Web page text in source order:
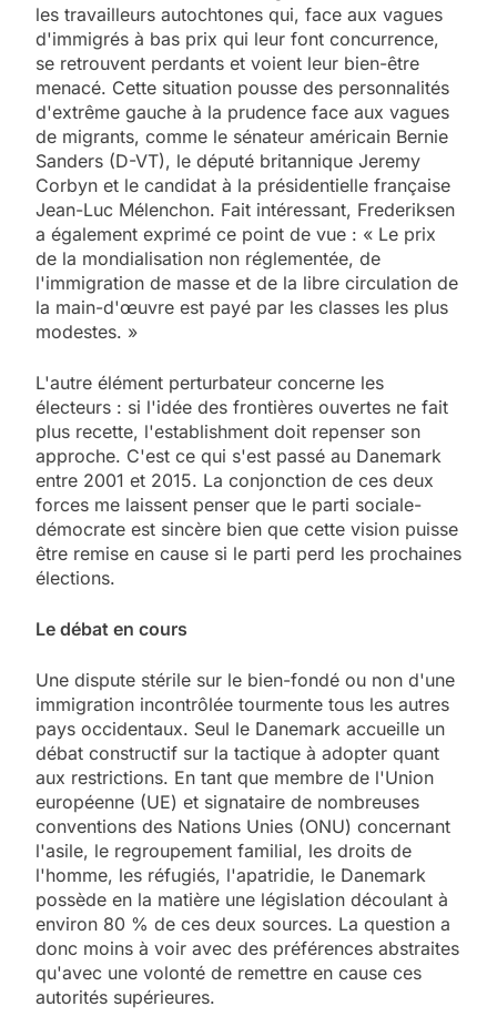
les travailleurs autochtones qui, face aux vagues
d'immigrés à bas prix qui leur font concurrence,
se retrouvent perdants et voient leur bien-être
menacé. Cette situation pousse des personnalités
d'extrême gauche à la prudence face aux vagues
de migrants, comme le sénateur américain Bernie
Sanders (D-VT), le député britannique Jeremy
Corbyn et le candidat à la présidentielle française
Jean-Luc Mélenchon. Fait intéressant, Frederiksen
a également exprimé ce point de vue : « Le prix
de la mondialisation non réglementée, de
l'immigration de masse et de la libre circulation de
la main-d'œuvre est payé par les classes les plus
modestes. »
L'autre élément perturbateur concerne les
électeurs : si l'idée des frontières ouvertes ne fait
plus recette, l'establishment doit repenser son
approche. C'est ce qui s'est passé au Danemark
entre 2001 et 2015. La conjonction de ces deux
forces me laissent penser que le parti sociale-
démocrate est sincère bien que cette vision puisse
être remise en cause si le parti perd les prochaines
élections.
Le débat en cours
Une dispute stérile sur le bien-fondé ou non d'une
immigration incontrôlée tourmente tous les autres
pays occidentaux. Seul le Danemark accueille un
débat constructif sur la tactique à adopter quant
aux restrictions. En tant que membre de l'Union
européenne (UE) et signataire de nombreuses
conventions des Nations Unies (ONU) concernant
l'asile, le regroupement familial, les droits de
l'homme, les réfugiés, l'apatridie, le Danemark
possède en la matière une législation découlant à
environ 80 % de ces deux sources. La question a
donc moins à voir avec des préférences abstraites
qu'avec une volonté de remettre en cause ces
autorités supérieures.